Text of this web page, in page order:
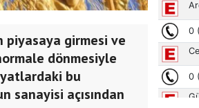
piyasaya girmesi ve
dönmesiyle
bu
açısından